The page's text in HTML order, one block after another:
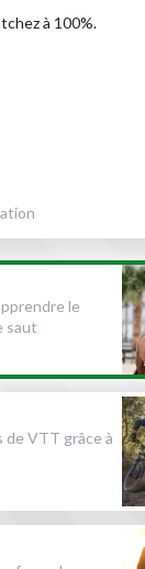
à 100%.
le
saut
de VTT grâce à